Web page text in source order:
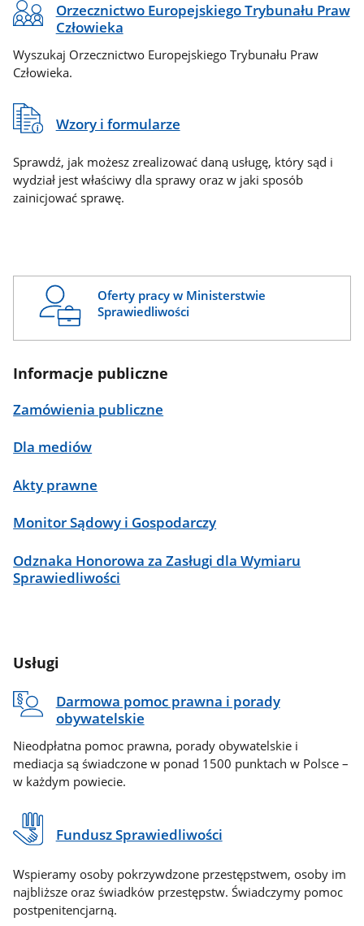
Orzecznictwo Europejskiego Trybunału Praw
Człowieka
Wyszukaj Orzecznictwo Europejskiego Trybunału Praw
Człowieka.
Wzory i formularze
Sprawdź, jak możesz zrealizować daną usługę, który sąd i
wydział jest właściwy dla sprawy oraz w jaki sposób
zainicjować sprawę.
Oferty pracy w Ministerstwie
Sprawiedliwości
Informacje publiczne
Zamówienia publiczne
Dla mediów
Akty prawne
Monitor Sądowy i Gospodarczy
Odznaka Honorowa za Zasługi dla Wymiaru
Sprawiedliwości
Usługi
Darmowa pomoc prawna i porady
obywatelskie
Nieodpłatna pomoc prawna, porady obywatelskie i
mediacja są świadczone w ponad 1500 punktach w Polsce –
w każdym powiecie.
Fundusz Sprawiedliwości
Wspieramy osoby pokrzywdzone przestępstwem, osoby im
najbliższe oraz świadków przestępstw. Świadczymy pomoc
postpenitencjarną.